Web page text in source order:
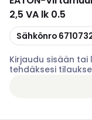
2,5 VA lk 0.5
Kopioi
Sähkönro
Kirjaudu sisään
tehdäksesi